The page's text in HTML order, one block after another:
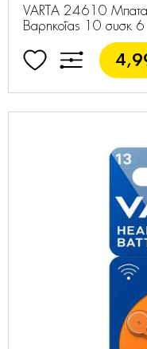
VARTA 24610
Βαρηκοΐας 10 συσκ 6